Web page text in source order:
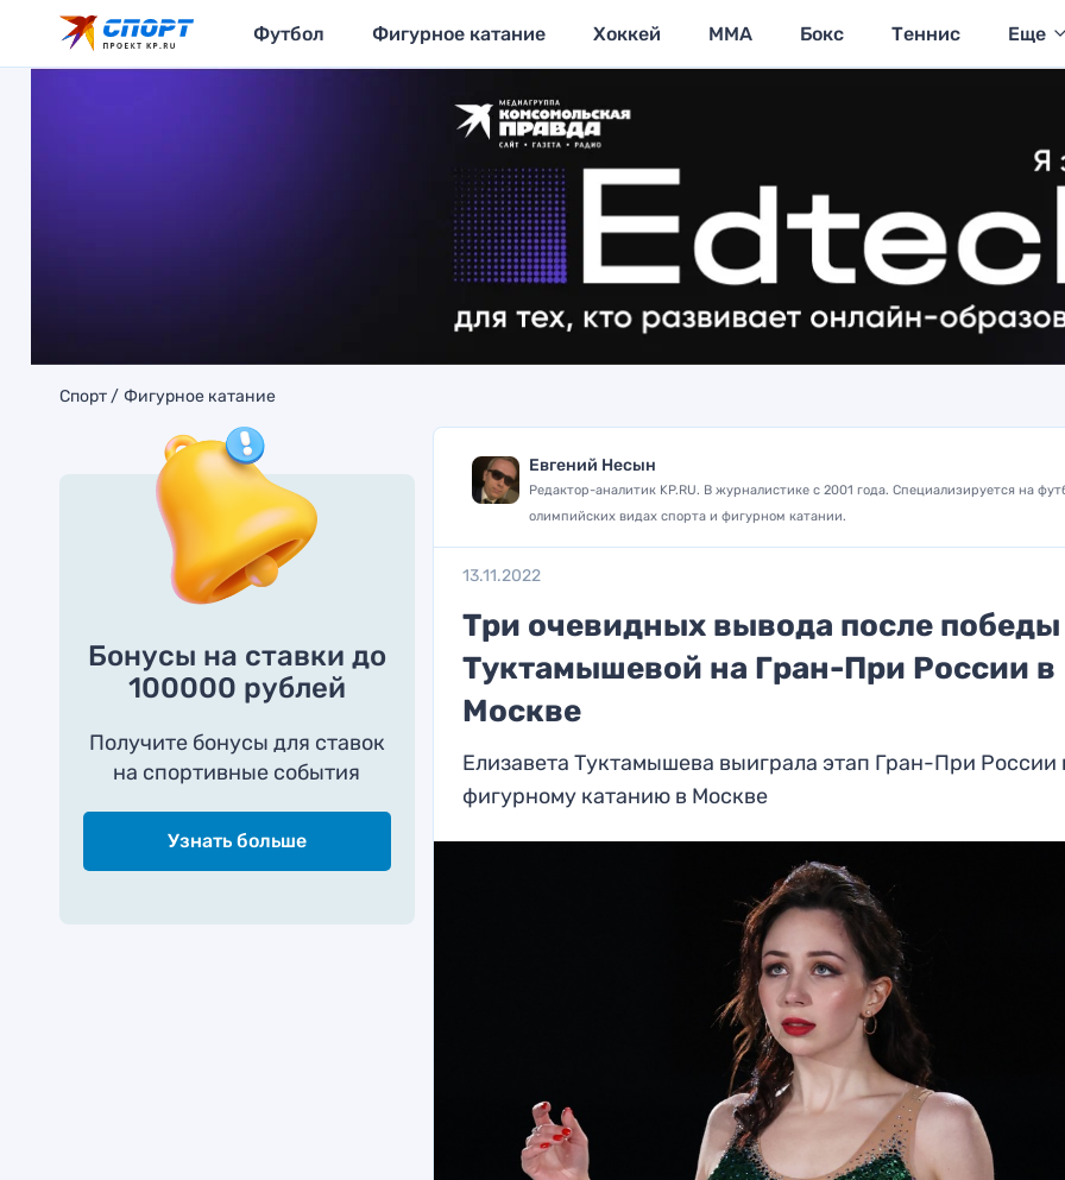
Футбол Фигурное катание Хоккей MMA Бокс Теннис Еще
Спорт Фигурное катание
Бонусы на ставки до
100000 рублей
Получите бонусы для ставок
на спортивные события
Узнать больше
Евгений Несын
Редактор-аналитик KP.RU. В журналистике с 2001 года. Специализируется на
олимпийских видах спорта и фигурном катании.
13.11.2022
Три очевидных вывода после победы
Туктамышевой на Гран-При России в
Москве
Елизавета Туктамышева выиграла этап Гран-При России
фигурному катанию в Москве